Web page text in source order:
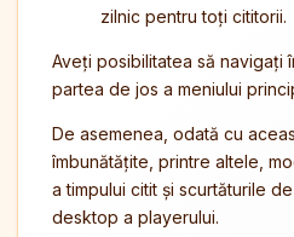
zilnic pentru toți cititorii.
Aveți posibilitatea să navigați
partea de jos a meniului
De asemenea, odată cu
îmbunătățite, printre altele,
a timpului citit și scurtăturile
desktop a playerului.